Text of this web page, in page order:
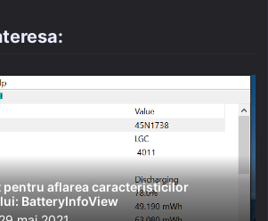
pentru aflarea caracteristicilor
BatteryInfoView